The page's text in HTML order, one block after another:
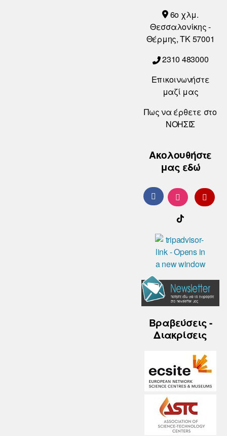
6o χλμ.
Θεσσαλονίκης -
Θέρμης, ΤΚ 57001
2310 483000
Επικοινωνήστε
μαζί μας
Πως να έρθετε στο
ΝΟΗΣΙΣ
Ακολουθήστε
μας εδώ
Βραβεύσεις -
Διακρίσεις